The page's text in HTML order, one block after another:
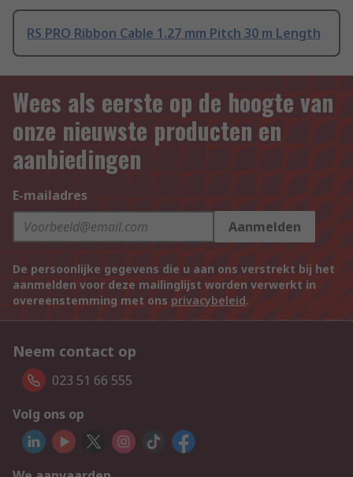
RS PRO Ribbon Cable 1.27 mm Pitch 30 m Length
Wees als eerste op de hoogte van
onze nieuwste producten en
aanbiedingen
E-mailadres
Aanmelden
De persoonlijke gegevens die u aan ons verstrekt bij het
aanmelden voor deze mailinglijst worden verwerkt in
overeenstemming met ons privacybeleid.
Neem contact op
023 51 66 555
Volg ons op